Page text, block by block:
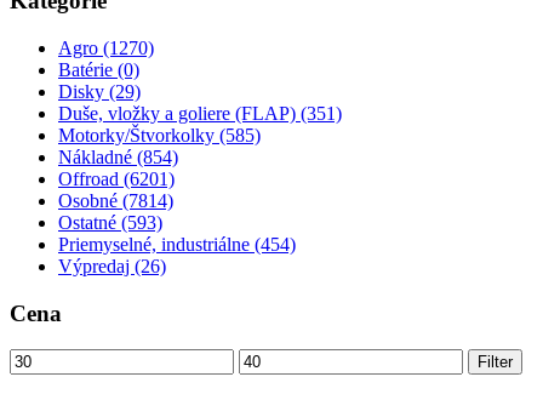
Agro (1270)
Batérie (0)
Disky (29)
Duše, vložky a goliere (FLAP) (351)
Motorky/Štvorkolky (585)
Nákladné (854)
Offroad (6201)
Osobné (7814)
Ostatné (593)
Priemyselné, industriálne (454)
Výpredaj (26)
Cena
Minimálna
cena
Maximálna
cena
Filter